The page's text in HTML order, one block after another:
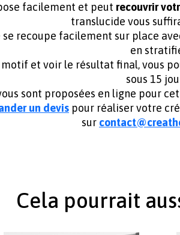
facilement et peut recouvrir
translucide vous
se recoupe facilement sur place
en
et voir le résultat final, vous
sous 15
sont proposées en ligne pour
un devis pour réaliser votre
sur
Cela pourrait